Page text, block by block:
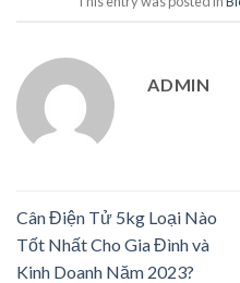
ADMIN
Cân Điện Tử 5kg Loại Nào
Tốt Nhất Cho Gia Đình và
Kinh Doanh Năm 2023?